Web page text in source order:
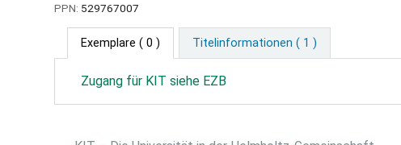
PPN: 529767007
Exemplare ( 0 ) Titelinformationen ( 1 )
Zugang für KIT siehe EZB